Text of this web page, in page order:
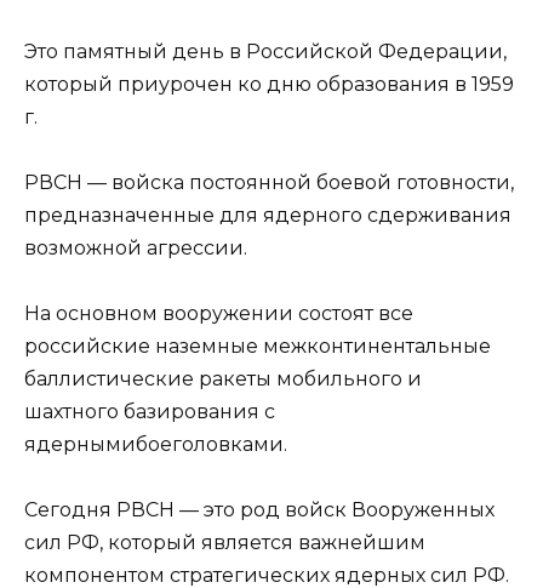
Это памятный день в Российской Федерации,
который приурочен ко дню образования в 1959
г.
РВСН — войска постоянной боевой готовности,
предназначенные для ядерного сдерживания
возможной агрессии.
На основном вооружении состоят все
российские наземные межконтинентальные
баллистические ракеты мобильного и
шахтного базирования с
ядернымибоеголовками.
Сегодня РВСН — это род войск Вооруженных
сил РФ, который является важнейшим
компонентом стратегических ядерных сил РФ.